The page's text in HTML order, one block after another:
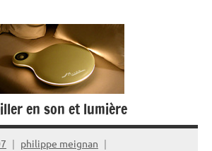
en son et lumière
philippe meignan